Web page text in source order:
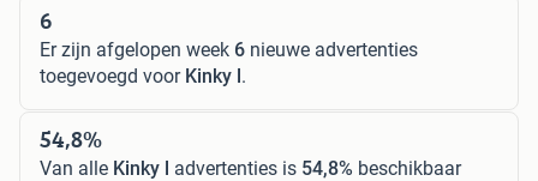
6
Er zijn afgelopen week 6 nieuwe advertenties
toegevoegd voor Kinky l.
54,8%
Van alle Kinky l advertenties is 54,8% beschikbaar